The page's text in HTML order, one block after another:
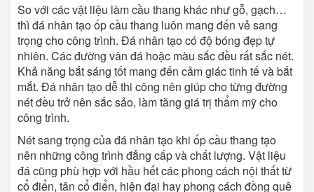
So với các vật liệu làm cầu thang khác như gỗ, gạch…
thì đá nhân tạo ốp cầu thang luôn mang đến vẻ sang
trọng cho công trình. Đá nhân tạo có độ bóng đẹp tự
nhiên. Các đường vân đá hoặc màu sắc đều rất sắc nét.
Khả năng bắt sáng tốt mang đến cảm giác tinh tế và bắt
mắt. Đá nhân tạo dễ thi công nên giúp cho từng đường
nét đều trở nên sắc sảo, làm tăng giá trị thẩm mỹ cho
công trình.
Nét sang trọng của đá nhân tạo khi ốp cầu thang tạo
nên những công trình đẳng cấp và chất lượng. Vật liệu
đá cũng phù hợp với hầu hết các phong cách nội thất từ
cổ điển, tân cổ điển, hiện đại hay phong cách đồng quê